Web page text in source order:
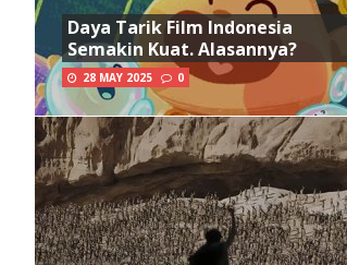
Daya Tarik Film Indonesia
Semakin Kuat. Alasannya?
28 MAY 2025 0